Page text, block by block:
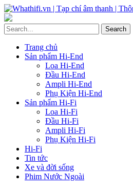
Trang chủ
Sản phẩm Hi-End
Loa Hi-End
Đầu Hi-End
Ampli Hi-End
Phụ Kiện Hi-End
Sản phẩm Hi-Fi
Loa Hi-Fi
Đầu Hi-Fi
Ampli Hi-Fi
Phụ Kiện Hi-Fi
Hi-Fi
Tin tức
Xe và đời sống
Phim Nước Ngoài